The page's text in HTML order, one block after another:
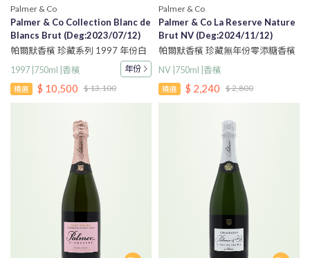
Palmer & Co
Palmer & Co Collection Blanc de
Blancs Brut (Deg:2023/07/12)
帕爾默香檳 珍藏系列 1997 年份白
中白香檳
1997 |750ml |香檳 年份
精選 $ 10,500 $ 13,100
Palmer & Co
Palmer & Co La Reserve Nature
Brut NV (Deg:2024/11/12)
帕爾默香檳 珍藏無年份零添糖香檳
NV |750ml |香檳
精選 $ 2,240 $ 2,800